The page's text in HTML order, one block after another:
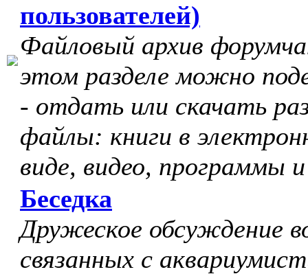
пользователей)
Файловый архив
этом разделе можно
- отдать или скачать
файлы: книги в
виде, видео, программы
Беседка
Дружеское обсуждение
связанных с